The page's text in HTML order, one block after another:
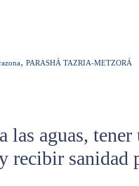
, PARASHÁ TAZRIA-METZORÁ
las aguas,
recibir sanidad